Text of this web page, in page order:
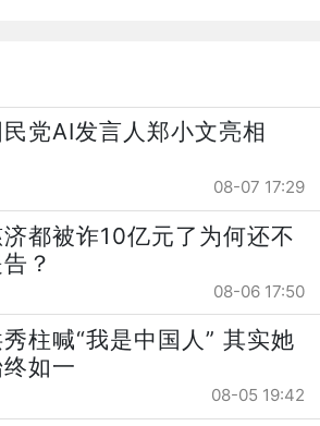
民党AI发言人郑小文亮相
08-07 17:29
都被诈10亿元了为何还不
？
08-06 17:50
柱喊“我是中国人” 其实她
如一
08-05 19:42